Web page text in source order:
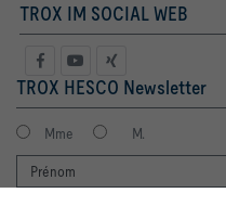
TROX IM SOCIAL WEB
TROX HESCO Newsletter
Mme M.